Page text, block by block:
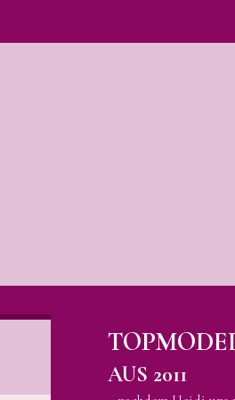
AUS 2011